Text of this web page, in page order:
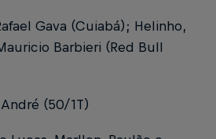
Gava (Cuiabá); Helinho,
Barbieri (Red Bull
(50/1T)